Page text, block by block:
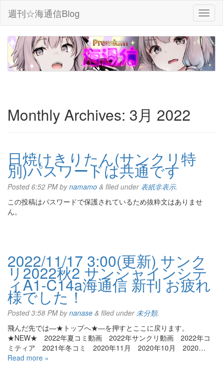
週刊☆海通信Blog
Monthly Archives: 3月 2022
日焼けきりたん(サンクリ特
別)パスワードは共通です
Posted6:52 PM bynamamo & filed under 表紙非表示.
この投稿はパスワードで保護されているため抜粋文はありませ
ん。
2022/11/17 3:00(更新) サンク
リ2022秋2 サンシャインシテ
ィA1-C14a海通信 新刊 お疲れ
様でした！
Posted3:58 PM bynanase & filed under未分類.
飛んだ先では—★トップへ★—を押すとここに戻ります。
★NEW★ 2022年夏コミ動画 2022年サンクリ動画 2022年コ
ミティア 2021年冬コミ 2020年11月 2020年10月 2020…
Read more »